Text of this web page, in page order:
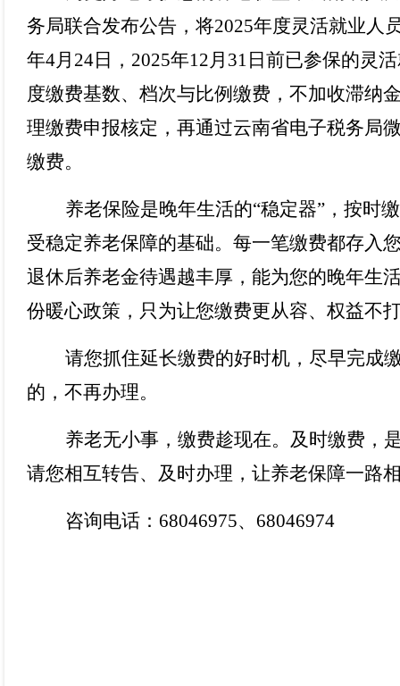
务局联合发布公告，将2025年度灵活就业人
年4月 24日， 2025年12月 31 日前已参保的灵
度缴费基数、档次与比例缴费，不加收滞纳
理缴费申报核定，再通过云南省电子税务局
缴费。
养老保险是晚年生活的“稳定器” ，按时
受稳定养老保障的基础。每一笔缴费都存入
退休后养老金待遇越丰厚，能为您的晚年生
份暖心政策，只为让您缴费更从容、权益不
请您抓住延长缴费的好时机，尽早完成
的，不再办理。
养老无小事，缴费趁现在。及时缴费，
请您相互转告、及时办理，让养老保障一路
咨询电话： 68046975、 68046974